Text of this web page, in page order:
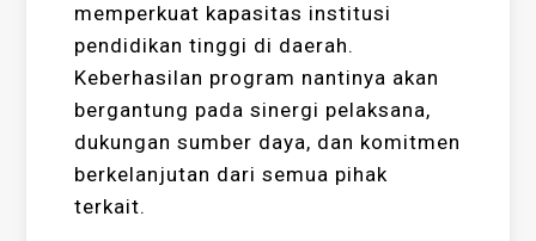
memperkuat kapasitas institusi
pendidikan tinggi di daerah.
Keberhasilan program nantinya akan
bergantung pada sinergi pelaksana,
dukungan sumber daya, dan komitmen
berkelanjutan dari semua pihak
terkait.